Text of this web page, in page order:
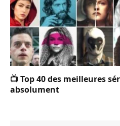
📺 Top 40 des meilleures
absolument